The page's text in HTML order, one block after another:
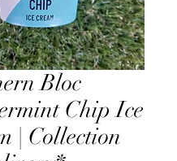
Bloc
Chip Ice
| Collection